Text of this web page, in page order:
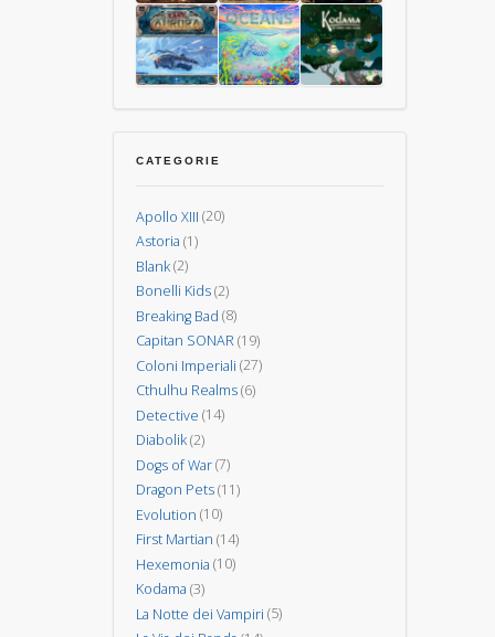
the
Dark
La
Ferrovia
degli
Animali
–
Il
Gioco
di
La
Guerra
L’Isola
dei
15
Uomini
Aurora
CATEGORIE
Apollo XIII (20)
Astoria (1)
Blank(2)
Bonelli Kids(2)
Breaking Bad (8)
Capitan SONAR(19)
Coloni Imperiali (27)
Cthulhu Realms(6)
Detective (14)
Diabolik(2)
Dogs of War(7)
Dragon Pets(11)
Evolution (10)
First Martian (14)
Hexemonia (10)
Kodama (3)
La Notte dei Vampiri (5)